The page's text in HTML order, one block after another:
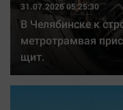
Последняя инстанция
Светская жизнь
Тенденции
Точка на карте
31.07.2026 05:25:30
В Челябинске к
метротрамвая
щит.